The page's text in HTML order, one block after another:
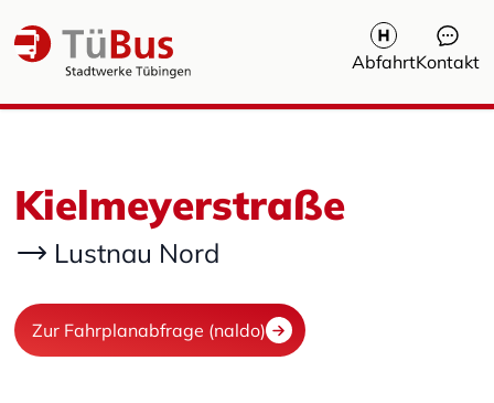
AbfahrtKontakt
Kielmeyerstraße
Lustnau Nord
Zur Fahrplanabfrage (naldo)